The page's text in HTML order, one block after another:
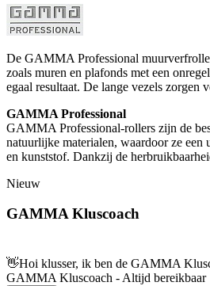
De GAMMA Professional
zoals muren en plafonds met een
egaal resultaat. De lange vezels
GAMMA Professional
GAMMA Professional-rollers zijn de
natuurlijke materialen, waardoor ze
en kunststof. Dankzij de
Nieuw
GAMMA Kluscoach
👋Hoi klusser, ik ben de GAMMA
GAMMA Kluscoach - Altijd bereikbaar